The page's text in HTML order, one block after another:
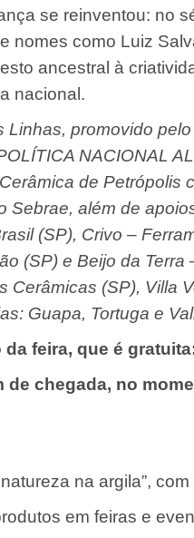
se reinventou: no
nomes como Luiz
ancestral à
nacional.
promovido
NACIONAL
de Petrópolis
Sebrae, além de
(SP), Crivo –
(SP) e Beijo da
Cerâmicas (SP), Villa
Guapa, Tortuga e
feira, que é
chegada, no
na argila”,
em feiras e